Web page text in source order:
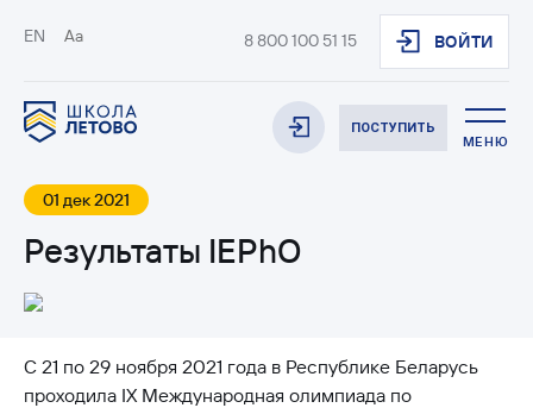
EN Aa 8 800 100 51 15 ВОЙТИ
ПОСТУПИТЬ
МЕНЮ
01 дек 2021
Результаты IEPhO
C 21 по 29 ноября 2021 года в Республике Беларусь
проходила IX Международная олимпиада по